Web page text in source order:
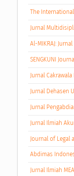
The
Jurnal
Al-MIKRAJ:
SENGKUNI
Jurnal
Jurnal Dehasen
Jurnal
Jurnal Ilmiah
Journal of Legal
Abdimas
Jurnal Ilmiah